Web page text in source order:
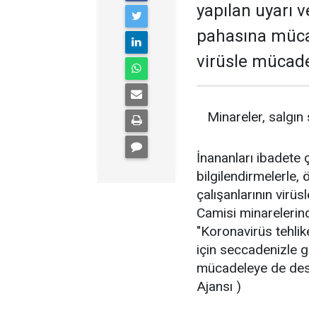
yapılan uyarı
pahasına
virüsle
Minareler,
İnananları ibadete
bilgilendirmelerle,
çalışanlarının
Camisi
"Koronavirüs
için seccadenizle
mücadeleye de
Ajansı )